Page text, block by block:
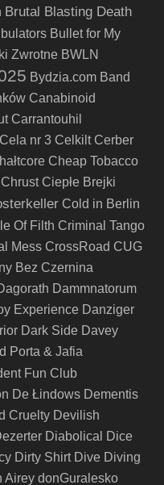
Brutal Blasting Death
Bullet for My
Zwrotne BWLN
Bydzia.com Band
Canabinoid
Carrantouhil
Cela nr 3 Celkilt Cerber
Cheap Tobacco
Chrust Ciepłe Brejki
Cold in Berlin
Of Filth Criminal Tango
Mess CrossRoad CUG
Bez Czernina
Dammnatorum
Experience Danziger
Dark Side Davey
Porta & Jafia
Fun Club
De Łindows Dementis
Cruelty Devilish
Diabolical
Dice
Dirty Shirt Dive Diving
Airey donGuralesko